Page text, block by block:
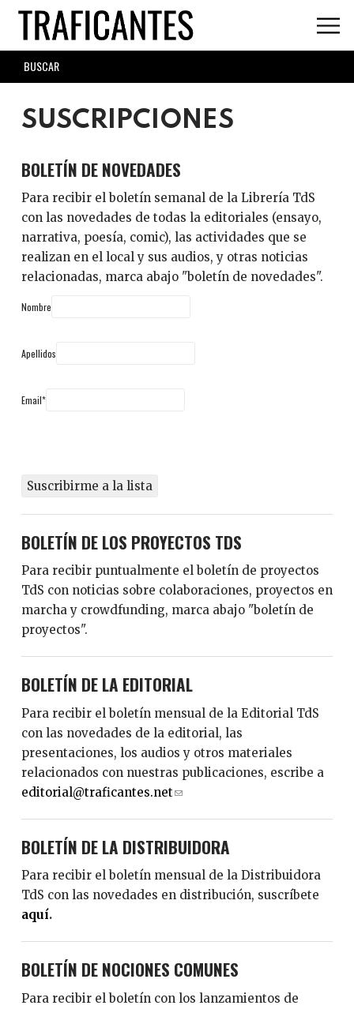
Skip
main
content
SEARCH
FORM
SUSCRIPCIONES
BOLETÍN DE NOVEDADES
Para recibir el boletín semanal de la Librería TdS
con las novedades de todas la editoriales (ensayo,
narrativa, poesía, comic), las actividades que se
realizan en el local y sus audios, y otras noticias
relacionadas, marca abajo "boletín de novedades".
Nombre
Apellidos
Email*
BOLETÍN DE LOS PROYECTOS TDS
Para recibir puntualmente el boletín de proyectos
TdS con noticias sobre colaboraciones, proyectos en
marcha y crowdfunding, marca abajo "boletín de
proyectos".
BOLETÍN DE LA EDITORIAL
Para recibir el boletín mensual de la Editorial TdS
con las novedades de la editorial, las
presentaciones, los audios y otros materiales
relacionados con nuestras publicaciones, escribe a
editorial@traficantes.net(
n
k
s
s
e
BOLETÍN DE LA DISTRIBUIDORA
Para recibir el boletín mensual de la Distribuidora
TdS con las novedades en distribución, suscríbete
aquí.
BOLETÍN DE NOCIONES COMUNES
Para recibir el boletín con los lanzamientos de